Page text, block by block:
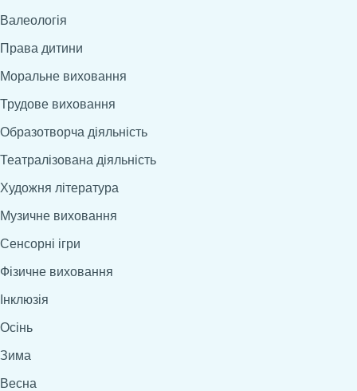
Валеологія
Права дитини
Моральне виховання
Трудове виховання
Образотворча діяльність
Театралізована діяльність
Художня література
Музичне виховання
Сенсорні ігри
Фізичне виховання
Інклюзія
Осінь
Зима
Весна